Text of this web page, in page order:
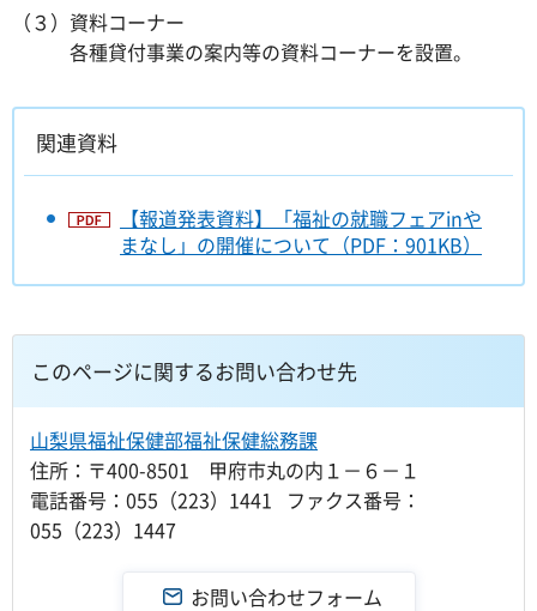
（３）資料コーナー
各種貸付事業の案内等の資料コーナーを設置。
関連資料
【報道発表資料】「福祉の就職フェアinや
まなし」の開催について（PDF：901KB）
このページに関するお問い合わせ先
山梨県福祉保健部福祉保健総務課
住所：〒400-8501 甲府市丸の内１－６－１
電話番号：055（223）1441 ファクス番号：
055（223）1447